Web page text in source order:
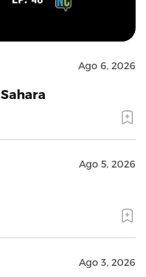
Ago 6, 2026
Ago 5, 2026
Ago 3, 2026